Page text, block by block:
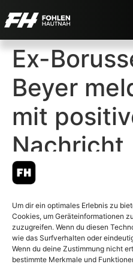
Um dir ein optimales Erlebnis zu
Cookies, um Geräteinformationen
zuzugreifen. Wenn du diesen
wie das Surfverhalten oder
Wenn du deine Zustimmung nicht
bestimmte Merkmale und
Ex-
Beyer
mit
Nachricht
© 2007-2026 Fohlen-Hautnah.de
– Alle rechte vorbehalten.
Fohlen-Hautnah.de ist ein
offiziell eingetragenes Magazin